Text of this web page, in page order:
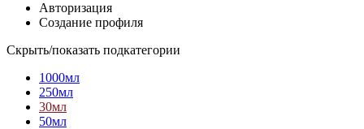
Авторизация
Создание профиля
Скрыть/показать подкатегории
1000мл
250мл
30мл
50мл